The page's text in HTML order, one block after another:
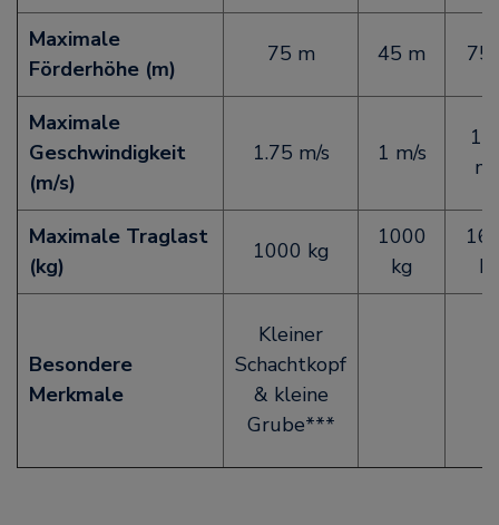
Maximale
Förderhöhe (m)
75 m 45 m 75
Maximale
Geschwindigkeit
(m/s)
1.75 m/s 1 m/s
Maximale Traglast
(kg)
1000 kg
1000
kg
Besondere
Merkmale
Kleiner
Schachtkopf
& kleine
Grube***